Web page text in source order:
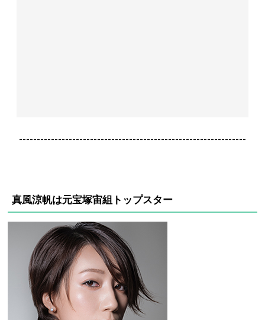
----------------------------------------------------------------
真風涼帆は元宝塚宙組トップスター